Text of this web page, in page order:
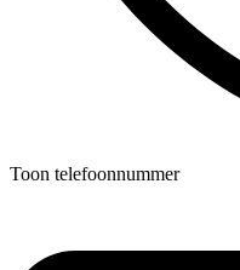
Toon telefoonnummer